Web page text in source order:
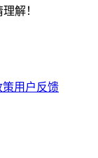
解！
策用户反馈